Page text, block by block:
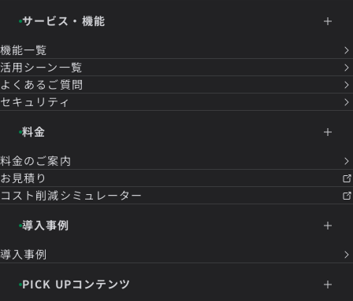
サービス・機能
機能一覧
活用シーン一覧
よくあるご質問
セキュリティ
料金
料金のご案内
お見積り
コスト削減シミュレーター
導入事例
導入事例
PICK UPコンテンツ